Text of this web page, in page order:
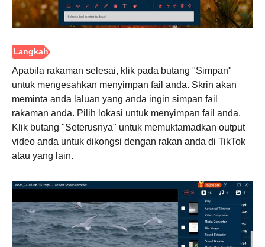
Apabila rakaman selesai, klik pada butang "Simpan"
untuk mengesahkan menyimpan fail anda. Skrin akan
meminta anda laluan yang anda ingin simpan fail
rakaman anda. Pilih lokasi untuk menyimpan fail anda.
Klik butang "Seterusnya" untuk memuktamadkan output
video anda untuk dikongsi dengan rakan anda di TikTok
atau yang lain.